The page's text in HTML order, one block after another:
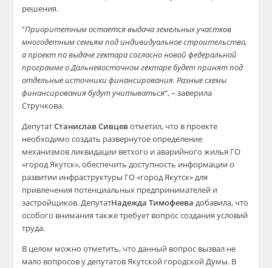
решения.
“Приоритетным остается выдача земельных участков
многодетным семьям под индивидуальное строительство,
а проект по выдаче гектара согласно новой федеральной
программе о Дальневосточном гектаре будет принят под
отдельные источники финансирования. Разные схемы
финансирования будут учитываться“, – заверила
Стручкова.
ДепутатСтанислав Сивцевотметил, что в проекте
необходимо создать развернутое определение
механизмов ликвидации ветхого и аварийного жилья ГО
«город Якутск», обеспечить доступность информации о
развитии инфраструктуры ГО «город Якутск» для
привлечения потенциальных предпринимателей и
застройщиков. ДепутатНадежда Тимофеевадобавила, что
особого внимания также требует вопрос создания условий
труда.
В целом можно отметить, что данный вопрос вызвал не
мало вопросов у депутатов Якутской городской Думы. В